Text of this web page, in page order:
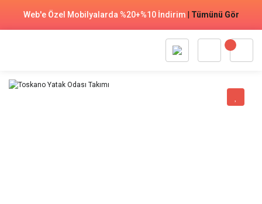
Web'e Özel Mobilyalarda %20+%10 İndirim Tümünü Gör